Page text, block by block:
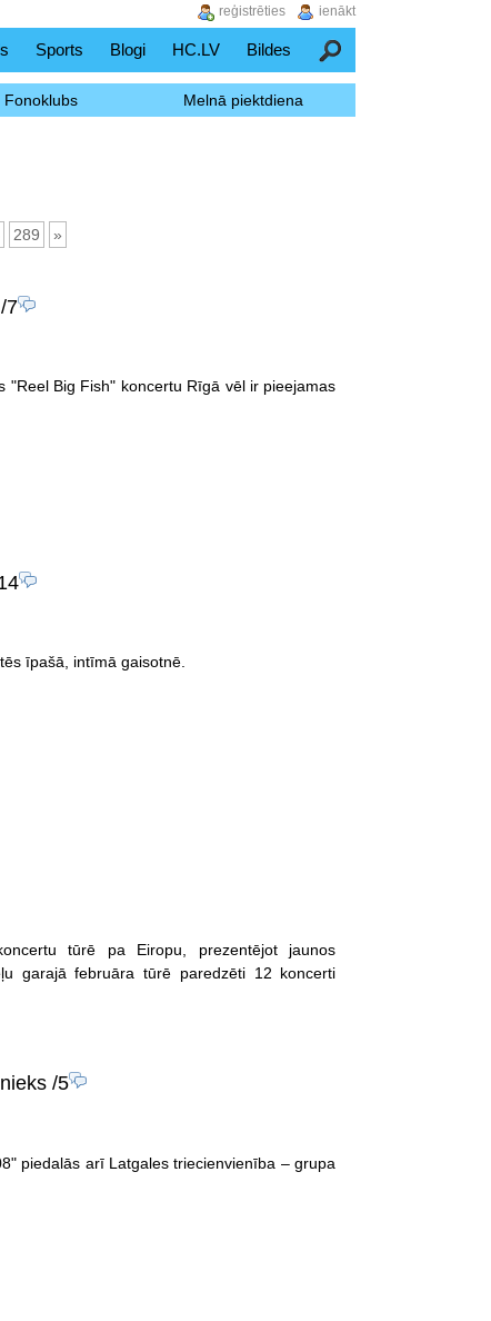
Sports Blogi HC.LV Bildes Meklēšana
Fonoklubs Melnā piektdiena
289 »
/7
"Reel Big Fish" koncertu Rīgā vēl ir pieejamas
īpašā, intīmā gaisotnē.
tūrē pa Eiropu, prezentējot jaunos
garajā februāra tūrē paredzēti 12 koncerti
/5
piedalās arī Latgales triecienvienība – grupa
ienākt
reģistrēties